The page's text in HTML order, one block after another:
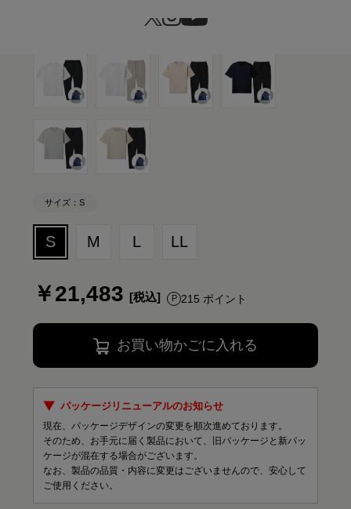
サイズ：S
S M L LL
￥21,483 215 ポイント
お買い物かごに入れる
パッケージリニューアルのお知らせ
現在、パッケージデザインの変更を順次進めております。
そのため、お手元に届く製品において、旧パッケージと新パッ
ケージが混在する場合がございます。
なお、製品の品質・内容に変更はございませんので、安心して
ご使用ください。